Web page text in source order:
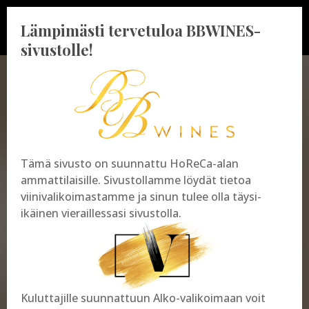
BBWINES OY
20360 Turku
y-tunnus: 2009865-8
Lämpimästi tervetuloa BBWINES-
sivustolle!
Tämä sivusto on suunnattu HoReCa-alan
ammattilaisille. Sivustollamme löydät tietoa
viinivalikoimastamme ja sinun tulee olla täysi-
ikäinen vieraillessasi sivustolla.
Kuluttajille suunnattuun Alko-valikoimaan voit